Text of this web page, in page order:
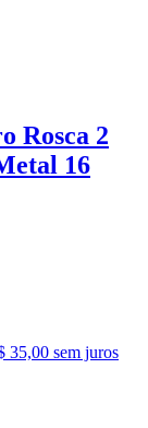
Rosca 2
16
35,00 sem juros